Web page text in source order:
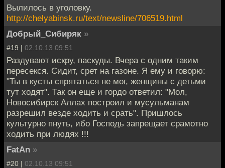
Вылилось в уголовку.
http://chelyabinsk.ru/text/newsline/706519.html
Добрый_Сибиряк »
#19 | 02.10.13 09:51
Раздувают искру, паскуды. Вчера с одним таким
пересекся. Сидит, срет на газоне. Я ему и говорю:
"Ты в кусты спрятаться не мог, женщины с детьми
тут ходят". Так он еще и гордо ответил: "Мол,
Новосибирск Аллах построил и мусульманам
разрешил везде ходить и срать". Пришлось
культурно пнуть, ибо Господь запрещает срамотно
ходить при людях !!!
FatAn »
#20 | 02.10.13 09:51